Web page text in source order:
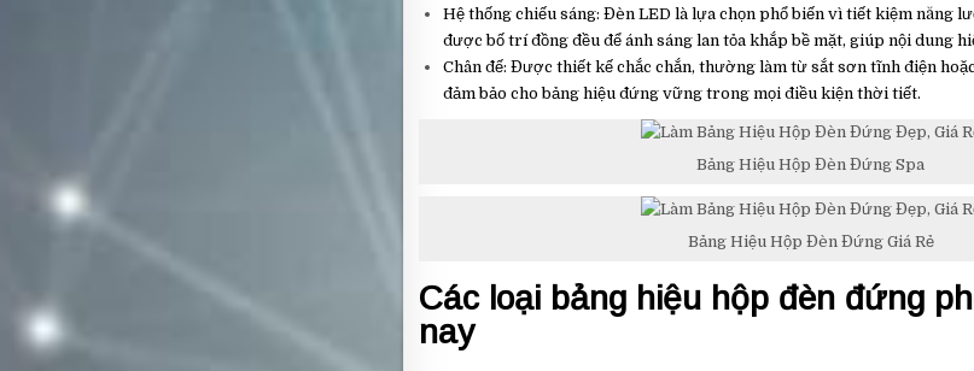
Hệ thống chiếu sáng: Đèn LED là lựa chọn phổ biến vì tiết kiệm năng
được bố trí đồng đều để ánh sáng lan tỏa khắp bề mặt, giúp nội dung
Chân đế: Được thiết kế chắc chắn, thường làm từ sắt sơn tĩnh điện
đảm bảo cho bảng hiệu đứng vững trong mọi điều kiện thời tiết.
Bảng Hiệu Hộp Đèn Đứng Spa
Bảng Hiệu Hộp Đèn Đứng Giá Rẻ
Các loại bảng hiệu hộp đèn đứng
nay